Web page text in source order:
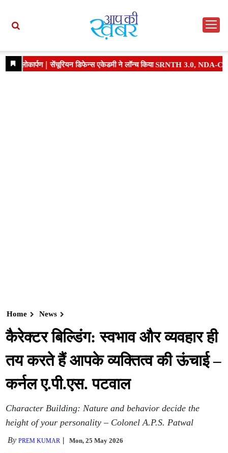
Home News
कैरेक्टर बिल्डिंग: स्वभाव और व्यवहार ही
तय करते हैं आपके व्यक्तित्व की ऊंचाई –
कर्नल ए.पी.एस. पटवाल
Character Building: Nature and behavior decide the
height of your personality – Colonel A.P.S. Patwal
ByPREM KUMAR Mon, 25 May 2026